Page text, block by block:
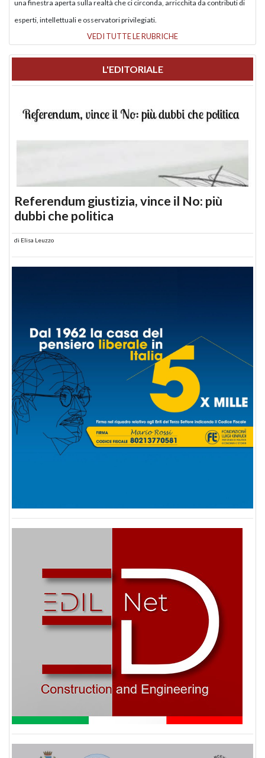
una finestra aperta sulla realtà che ci circonda, arricchita da contributi di
esperti, intellettuali e osservatori privilegiati.
VEDI TUTTE LE RUBRICHE
L'EDITORIALE
Referendum giustizia, vince il No: più
dubbi che politica
di Elisa Leuzzo